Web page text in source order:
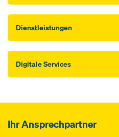
Dienstleistungen
Digitale Services
Ihr Ansprechpartner